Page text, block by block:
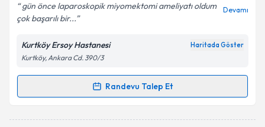
kapsamda işlenmesini kabul ediyorum.
Takvim Talebini Gönder
gün önce laparoskopik miyomektomi ameliyatı oldum
çok başarılı bir...
Devamı
Kurtköy Ersoy Hastanesi Haritada Göster
Kurtköy, Ankara Cd. 390/3
Randevu Talep Et
Randevu Takvimi Talebi